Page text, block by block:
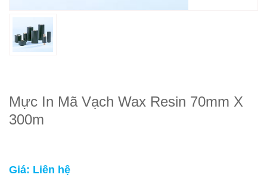
Mực In Mã Vạch Wax Resin 70mm X
300m
Giá: Liên hệ